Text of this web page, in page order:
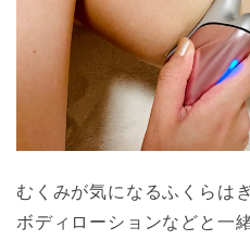
むくみが気になるふくらは
ボディローションなどと一